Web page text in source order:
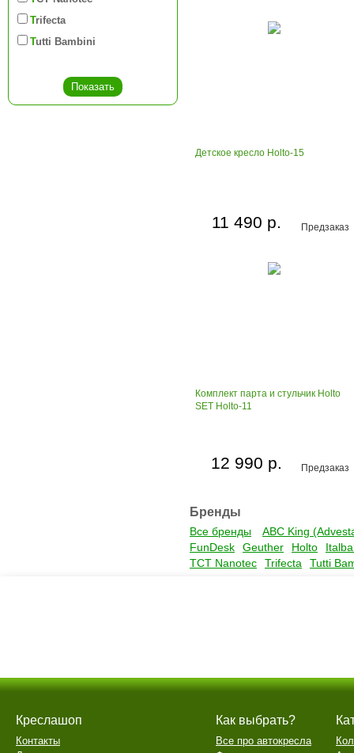
Trifecta
Tutti Bambini
Детское кресло Holto-15
Предзаказ
11 490 р.
Комплект парта и стульчик Holto
SET Holto-11
Предзаказ
12 990 р.
Бренды
Все бренды
ABC King
FunDesk
Geuther Holto
TCT Nanotec
Trifecta Tutti
Креслашоп
Контакты
Как выбрать?
Все про автокресла